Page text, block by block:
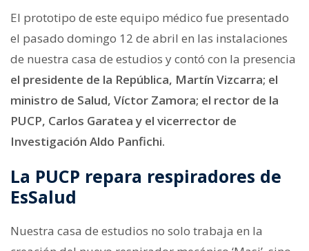
El prototipo de este equipo médico fue presentado
el pasado domingo 12 de abril en las instalaciones
de nuestra casa de estudios y contó con la presencia
el presidente de la República, Martín Vizcarra; el
ministro de Salud, Víctor Zamora; el rector de la
PUCP, Carlos Garatea y el vicerrector de
Investigación Aldo Panfichi.
La PUCP repara respiradores de
EsSalud
Nuestra casa de estudios no solo trabaja en la